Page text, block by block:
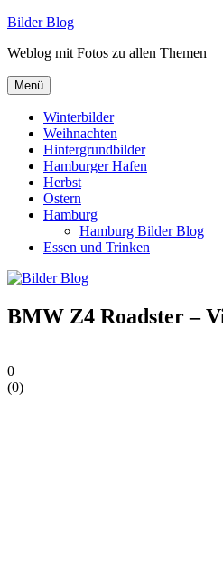
Zum
springen
Bilder Blog
Weblog mit Fotos zu allen Themen
Menü
Winterbilder
Weihnachten
Hintergrundbilder
Hamburger Hafen
Herbst
Ostern
Hamburg
Hamburg Bilder Blog
Essen und Trinken
BMW Z4 Roadster –
0
(0)